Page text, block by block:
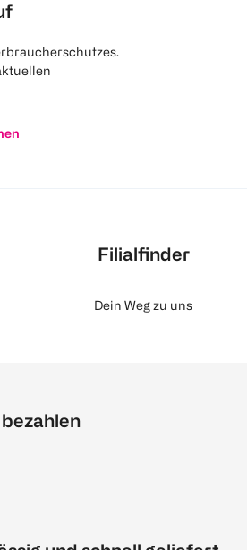
Filialfinder
Dein Weg zu uns